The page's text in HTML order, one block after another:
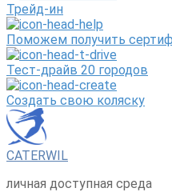
Трейд-ин
Поможем получить
Тест-драйв 20 городов
Создать свою коляску
CATERWIL
личная доступная среда